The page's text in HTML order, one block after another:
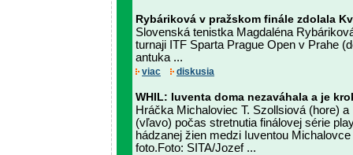
Rybáriková v pražskom finále zdolala
Slovenská tenistka Magdaléna
turnaji ITF Sparta Prague Open v Prahe
antuka ...
viac diskusia
WHIL: Iuventa doma nezaváhala a je
Hráčka Michaloviec T. Szollsiová (hore)
(vľavo) počas stretnutia finálovej série
hádzanej žien medzi Iuventou
foto.Foto: SITA/Jozef ...